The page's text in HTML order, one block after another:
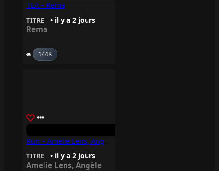
TEA – Rema
TITRE • il y a 2 jours
Rema
144K
TITRE • il y a 2 jours
Amelie Lens, Angèle